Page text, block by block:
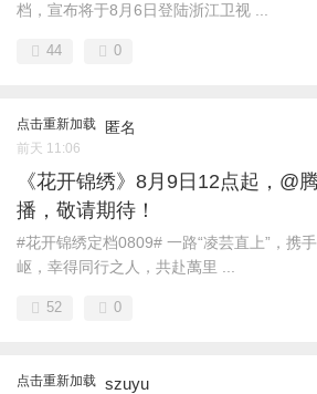
档，宣布将于8月6日登陆浙江卫视 ...
44 0
点击重新加载 匿名
前天 11:06
《花开锦绣》8月9日12点起，@
播，敬请期待！
#花开锦绣定档0809# 一路“凌芸直上”，携
岖，幸得同行之人，共赴萬里 ...
52 0
点击重新加载 szuyu